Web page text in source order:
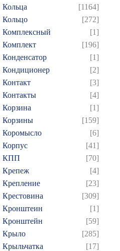
Кольца
[1164]
Кольцо
[272]
Комплексный
[1]
Комплект
[196]
Конденсатор
[1]
Кондиционер
[2]
Контакт
[3]
Контакты
[4]
Корзина
[1]
Корзины
[159]
Коромысло
[6]
Корпус
[41]
КПП
[70]
Крепеж
[4]
Крепление
[23]
Крестовина
[309]
Кронштеин
[1]
Кронштейн
[59]
Крыло
[285]
Крыльчатка
[17]